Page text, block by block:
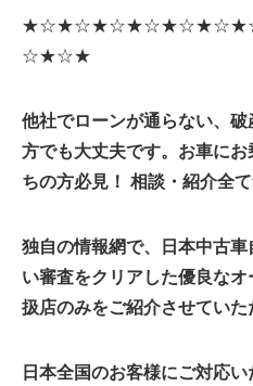
☆★☆★
他社でローンが通らない、
方でも大丈夫です。お車にお
ちの方必見！ 相談・紹介全て
独自の情報網で、日本中古
い審査をクリアした優良な
扱店のみをご紹介させていた
日本全国のお客様にご対応